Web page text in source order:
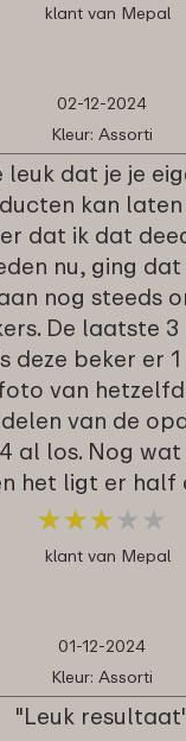
klant van Mepal
02-12-2024
Kleur: Assorti
leuk dat je je
kan laten
dat ik dat
nu, ging
nog steeds
De laatste
deze beker er
van
van de
al los. Nog
het ligt er half
★★★ ★ ★
★★★ ★ ★
klant van Mepal
01-12-2024
Kleur: Assorti
"Leuk